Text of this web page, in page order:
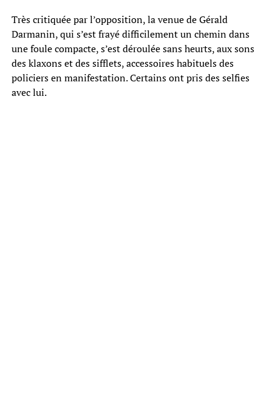
Très critiquée par l’opposition, la venue de Gérald
Darmanin, qui s’est frayé difficilement un chemin dans
une foule compacte, s’est déroulée sans heurts, aux sons
des klaxons et des sifflets, accessoires habituels des
policiers en manifestation. Certains ont pris des selfies
avec lui.